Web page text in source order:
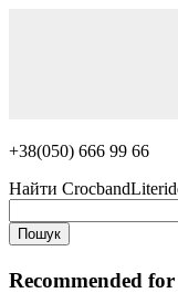
+38(050) 666 99 66
Найти Crocband
Пошук
Recommended